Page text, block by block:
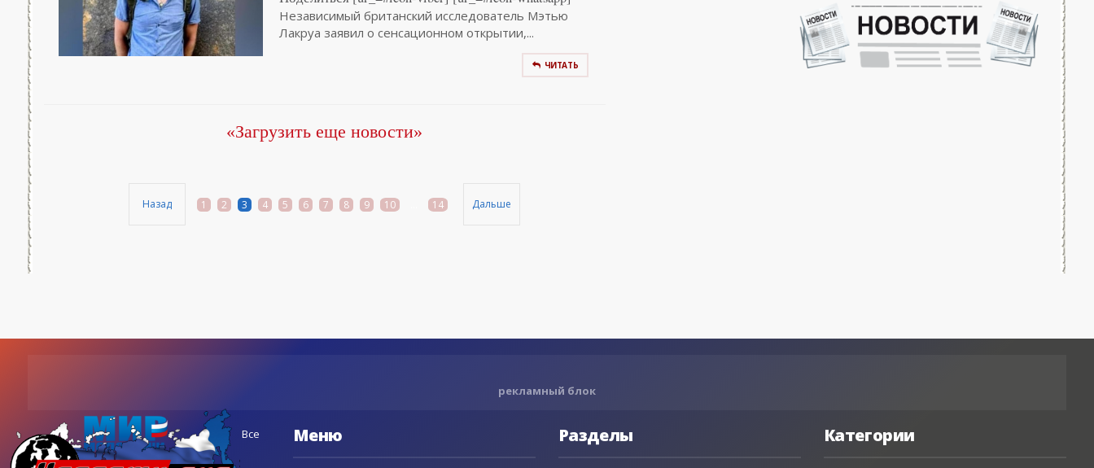
Независимый британский исследователь Мэтью
Лакруа заявил о сенсационном открытии,...
ЧИТАТЬ
«Загрузить еще новости»
Назад 1 2 3 4 5 6 7 8 9 10 14 Дальше
-- Самое большое богатство — это ум. Самая большая
нищета — глупость. Из всех страхов самый пугающий —
самолюбование.
-- Лучшее, что можно сделать с хорошим советом, это
рекламный блок
Все Меню Разделы Категории